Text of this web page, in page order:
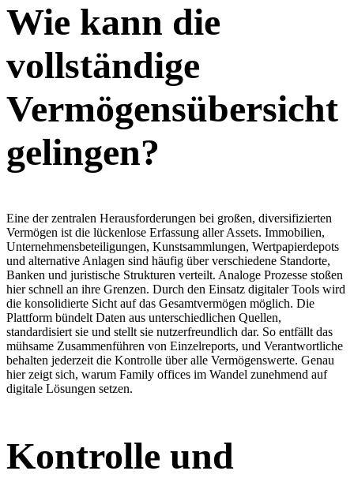
Wie kann die
vollständige
Vermögensübersicht
gelingen?
Eine der zentralen Herausforderungen bei großen, diversifizierten
Vermögen ist die lückenlose Erfassung aller Assets. Immobilien,
Unternehmensbeteiligungen, Kunstsammlungen, Wertpapierdepots
und alternative Anlagen sind häufig über verschiedene Standorte,
Banken und juristische Strukturen verteilt. Analoge Prozesse stoßen
hier schnell an ihre Grenzen. Durch den Einsatz digitaler Tools wird
die konsolidierte Sicht auf das Gesamtvermögen möglich. Die
Plattform bündelt Daten aus unterschiedlichen Quellen,
standardisiert sie und stellt sie nutzerfreundlich dar. So entfällt das
mühsame Zusammenführen von Einzelreports, und Verantwortliche
behalten jederzeit die Kontrolle über alle Vermögenswerte. Genau
hier zeigt sich, warum Family offices im Wandel zunehmend auf
digitale Lösungen setzen.
Kontrolle und